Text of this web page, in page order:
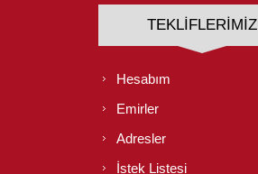
TEKLIFLERIMIZ
Hesabım
Emirler
Adresler
İstek Listesi